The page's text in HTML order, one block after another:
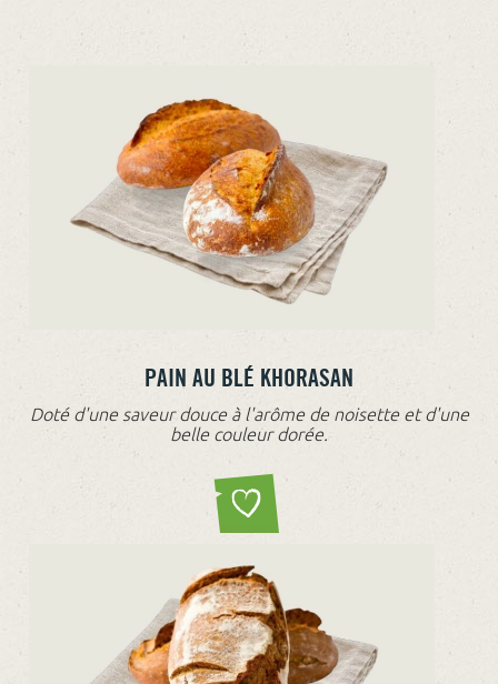
PAIN AU BLÉ KHORASAN
Doté d'une saveur douce à l'arôme de noisette et d'une
belle couleur dorée.